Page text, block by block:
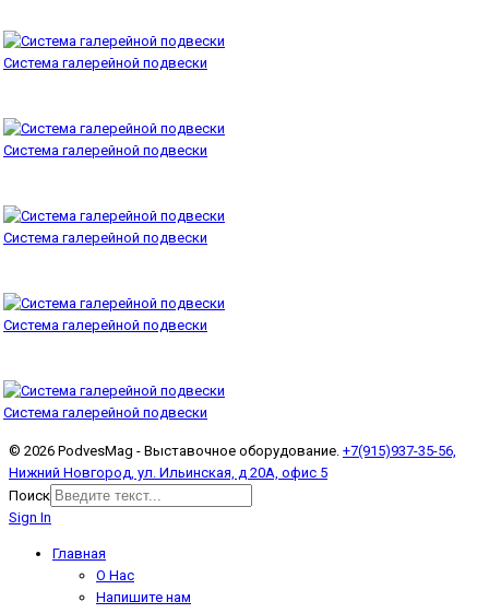
Система галерейной подвески
Система галерейной подвески
Система галерейной подвески
Система галерейной подвески
Система галерейной подвески
© 2026 PodvesMag - Выставочное оборудование. +7(915)937-35-56,
Нижний Новгород, ул. Ильинская, д 20А, офис 5
Поиск
Sign In
Главная
О Нас
Напишите нам